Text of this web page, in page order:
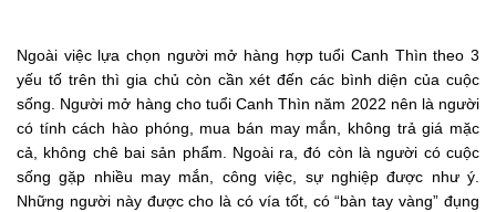
Ngoài việc lựa chọn người mở hàng hợp tuổi Canh Thìn theo 3
yếu tố trên thì gia chủ còn cần xét đến các bình diện của cuộc
sống. Người mở hàng cho tuổi Canh Thìn năm 2022 nên là người
có tính cách hào phóng, mua bán may mắn, không trả giá mặc
cả, không chê bai sản phẩm. Ngoài ra, đó còn là người có cuộc
sống gặp nhiều may mắn, công việc, sự nghiệp được như ý.
Những người này được cho là có vía tốt, có “bàn tay vàng” đụng